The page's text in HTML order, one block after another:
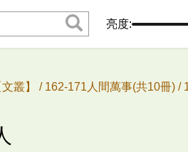
亮度:
叢】 / 162-171人間萬事(共10冊) /